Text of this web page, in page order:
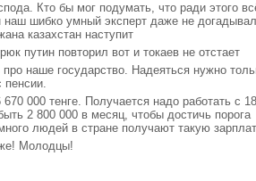
Кто бы мог подумать, что ради этого
наш шибко умный эксперт даже не
казахстан наступит
путин повторил вот и токаев не отстает
про наше государство. Надеяться нужно
пенсии.
000 тенге. Получается надо работать с
2 800 000 в месяц, чтобы достичь порога
людей в стране получают такую
Молодцы!